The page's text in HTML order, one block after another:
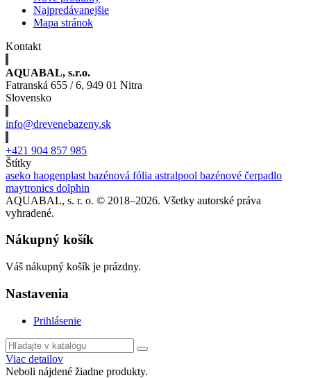
Najpredávanejšie
Mapa stránok
Kontakt
AQUABAL, s.r.o.
Fatranská 655 / 6, 949 01 Nitra
Slovensko
info@drevenebazeny.sk
+421 904 857 985
Štítky
aseko haogenplast bazénová fólia astralpool bazénové čerpadlo
maytronics dolphin
AQUABAL, s. r. o. © 2018–2026. Všetky autorské práva
vyhradené.
Nákupný košík
Váš nákupný košík je prázdny.
Nastavenia
Prihlásenie
Viac detailov
Neboli nájdené žiadne produkty.